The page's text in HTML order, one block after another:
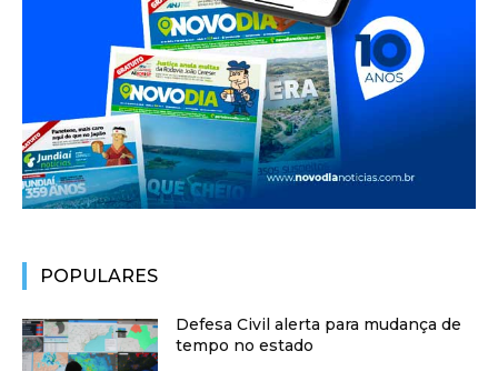
POPULARES
Defesa Civil alerta para mudança de
tempo no estado